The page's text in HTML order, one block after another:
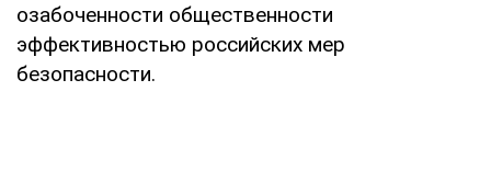
озабоченности общественности
эффективностью российских мер
безопасности.